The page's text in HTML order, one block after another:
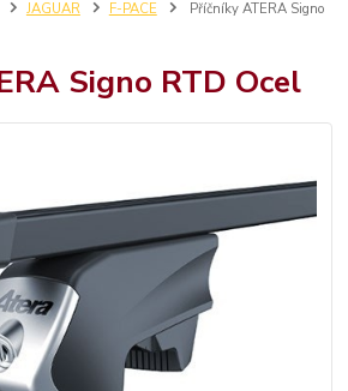
JAGUAR F-PACE
Příčníky ATERA Signo
Signo RTD Ocel